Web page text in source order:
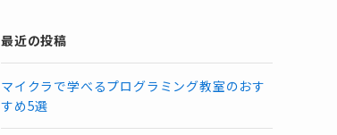
最近の投稿
マイクラで学べるプログラミング教室のおす
すめ5選